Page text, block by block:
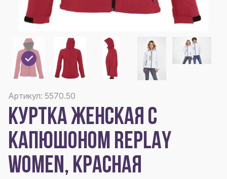
Артикул: 5570.50
КУРТКА ЖЕНСКАЯ С
КАПЮШОНОМ REPLAY
WOMEN, КРАСНАЯ